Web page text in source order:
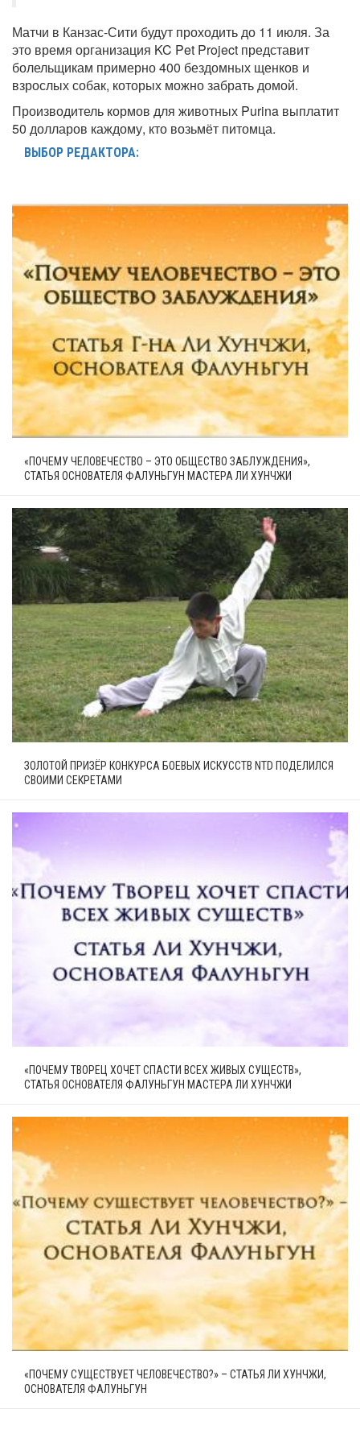
Матчи в Канзас-Сити будут проходить до 11 июля. За
это время организация KC Pet Project представит
болельщикам примерно 400 бездомных щенков и
взрослых собак, которых можно забрать домой.
Производитель кормов для животных Purina выплатит
50 долларов каждому, кто возьмёт питомца.
ВЫБОР РЕДАКТОРА:
«ПОЧЕМУ ЧЕЛОВЕЧЕСТВО – ЭТО ОБЩЕСТВО ЗАБЛУЖДЕНИЯ»,
СТАТЬЯ ОСНОВАТЕЛЯ ФАЛУНЬГУН МАСТЕРА ЛИ ХУНЧЖИ
ЗОЛОТОЙ ПРИЗЁР КОНКУРСА БОЕВЫХ ИСКУССТВ NTD ПОДЕЛИЛСЯ
СВОИМИ СЕКРЕТАМИ
«ПОЧЕМУ ТВОРЕЦ ХОЧЕТ СПАСТИ ВСЕХ ЖИВЫХ СУЩЕСТВ»,
СТАТЬЯ ОСНОВАТЕЛЯ ФАЛУНЬГУН МАСТЕРА ЛИ ХУНЧЖИ
«ПОЧЕМУ СУЩЕСТВУЕТ ЧЕЛОВЕЧЕСТВО?» – СТАТЬЯ ЛИ ХУНЧЖИ,
ОСНОВАТЕЛЯ ФАЛУНЬГУН